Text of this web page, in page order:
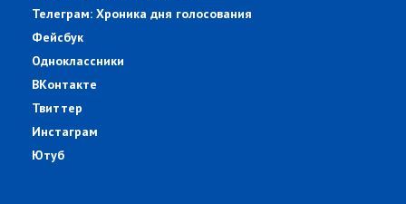
Телеграм: Хроника дня голосования
Фейсбук
Одноклассники
ВКонтакте
Твиттер
Инстаграм
Ютуб